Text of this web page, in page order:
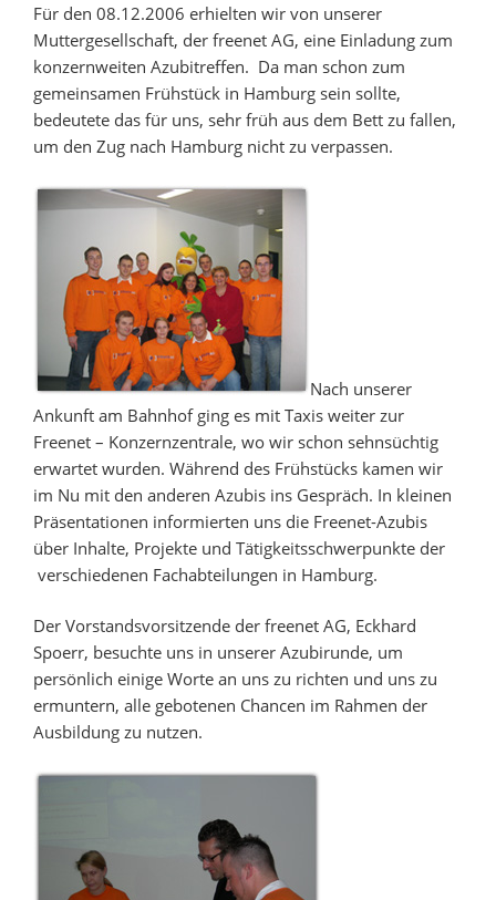
Für den 08.12.2006 erhielten wir von unserer
Muttergesellschaft, der freenet AG, eine Einladung zum
konzernweiten Azubitreffen. Da man schon zum
gemeinsamen Frühstück in Hamburg sein sollte,
bedeutete das für uns, sehr früh aus dem Bett zu fallen,
um den Zug nach Hamburg nicht zu verpassen.
Nach unserer
Ankunft am Bahnhof ging es mit Taxis weiter zur
Freenet – Konzernzentrale, wo wir schon sehnsüchtig
erwartet wurden. Während des Frühstücks kamen wir
im Nu mit den anderen Azubis ins Gespräch. In kleinen
Präsentationen informierten uns die Freenet-Azubis
über Inhalte, Projekte und Tätigkeitsschwerpunkte der
verschiedenen Fachabteilungen in Hamburg.
Der Vorstandsvorsitzende der freenet AG, Eckhard
Spoerr, besuchte uns in unserer Azubirunde, um
persönlich einige Worte an uns zu richten und uns zu
ermuntern, alle gebotenen Chancen im Rahmen der
Ausbildung zu nutzen.